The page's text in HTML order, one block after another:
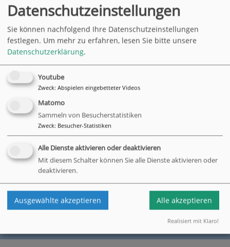
Am 8.9.2015 in der Alida Schmidt-Stiftung zu Gast: Mitglieder
der "Arbeitsrechtlichen Vereinigung Hamburg e.V. (AVH)",
dem Arbeitgeberverband für Einrichtungen und
Unternehmen, die öffentliche Aufgaben wahrnehmen oder
unter Einfluss der öffentlichen Hand stehen. Auch die Alida
Schmidt-Stiftung ist Mitglied in der AVH und war Gastgeberin
des jährlichen sog. AVH-Abends. Dieser fand in der
Suchthilfeeinrichtung "Therapeutischen Gemeinschaft
Jenfeld" statt. Den beeindruckenden Impulsvortrag hielt
Bischöfin Kirsten Fehrs zum Thema "Was können Kirche und
zurück
Datenschutzeinstellungen
Sie können nachfolgend Ihre Datenschutzeinstellungen
festlegen. Um mehr zu erfahren, lesen Sie bitte unsere
Datenschutzerklärung.
Youtube
Zweck: Abspielen eingebetteter Videos
Matomo
Sammeln von Besucherstatistiken
Zweck: Besucher-Statistiken
Alle Dienste aktivieren oder deaktivieren
Mit diesem Schalter können Sie alle Dienste aktivieren oder
deaktivieren.
Ausgewählte akzeptieren Alle akzeptieren
Realisiert mit Klaro!